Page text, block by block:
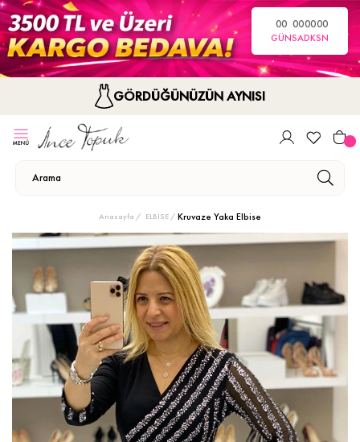
00
GÜN
00
SA
00
DK
00
SN
GÖRDÜĞÜNÜZÜN AYNISI
Anasayfa ELBİSE Kruvaze Yaka Elbise